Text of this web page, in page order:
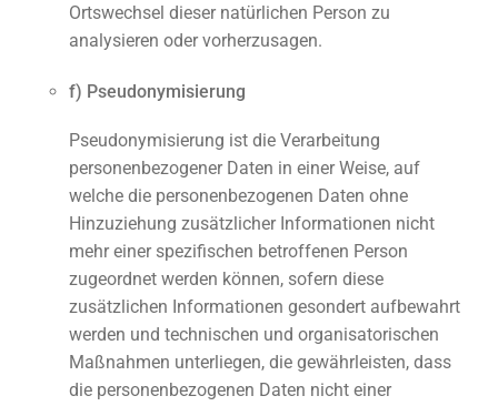
Ortswechsel dieser natürlichen Person zu
analysieren oder vorherzusagen.
f) Pseudonymisierung
Pseudonymisierung ist die Verarbeitung
personenbezogener Daten in einer Weise, auf
welche die personenbezogenen Daten ohne
Hinzuziehung zusätzlicher Informationen nicht
mehr einer spezifischen betroffenen Person
zugeordnet werden können, sofern diese
zusätzlichen Informationen gesondert aufbewahrt
werden und technischen und organisatorischen
Maßnahmen unterliegen, die gewährleisten, dass
die personenbezogenen Daten nicht einer